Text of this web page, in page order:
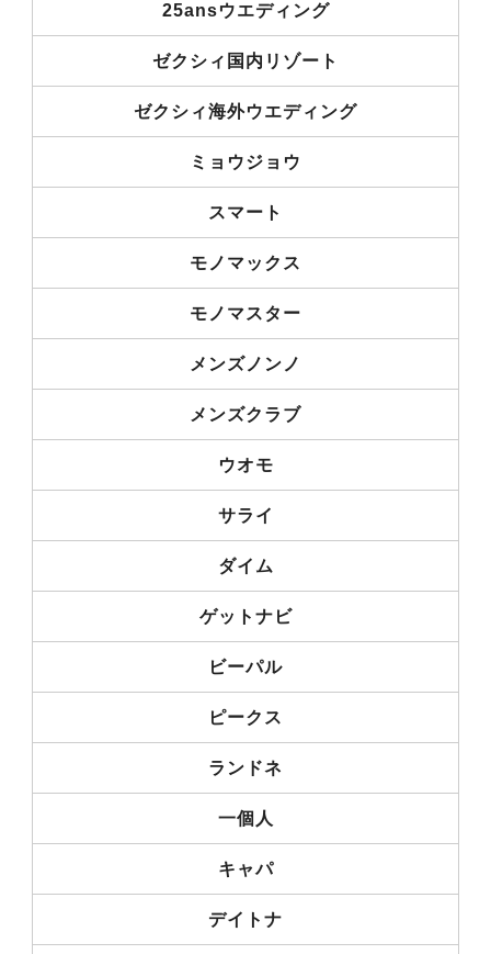
25ansウエディング
ゼクシィ国内リゾート
ゼクシィ海外ウエディング
ミョウジョウ
スマート
モノマックス
モノマスター
メンズノンノ
メンズクラブ
ウオモ
サライ
ダイム
ゲットナビ
ビーパル
ピークス
ランドネ
一個人
キャパ
デイトナ